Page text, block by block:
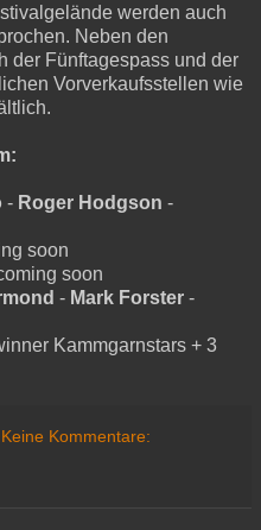
werden auch
Neben den
der Fünftagespass und der
Vorverkaufsstellen wie
- Roger Hodgson -
soon
soon
- Mark Forster -
Kammgarnstars + 3
Keine Kommentare: